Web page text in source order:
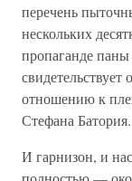
перечень
нескольких
пропаганде
отношению к
Стефана Батория.
И гарнизон, и